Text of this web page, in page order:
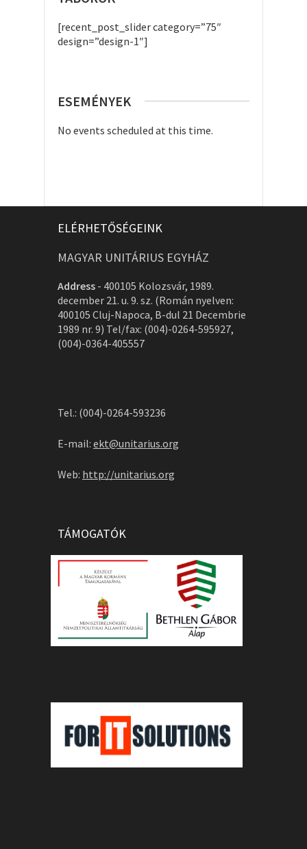
[recent_post_slider category=”75″
design=”design-1″]
ESEMÉNYEK
No events scheduled at this time.
ELÉRHETŐSÉGEINK
MAGYAR UNITÁRIUS EGYHÁZ
Address - 400105 Kolozsvár, 1989.
december 21. u. 9. sz. (Román nyelven:
400105 Cluj-Napoca, B-dul 21 Decembrie
1989 nr. 9) Tel/fax: (004)-0264-595927,
(004)-0364-405557
Tel.: (004)-0264-593236
E-mail: ekt@unitarius.org
Web: http://unitarius.org
TÁMOGATÓK